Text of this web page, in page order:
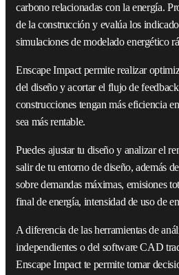
carbono relacionadas con la energía.
de la construcción y evalúa los
simulaciones de modelado energético
Enscape Impact permite realizar
del diseño y acortar el flujo de
construcciones tengan más eficiencia
sea más rentable.
Puedes ajustar tu diseño y analizar el
salir de tu entorno de diseño, además
sobre demandas máximas, emisiones
final de energía, intensidad de uso de
A diferencia de las herramientas de
independientes o del software CAD
Enscape Impact te permite tomar